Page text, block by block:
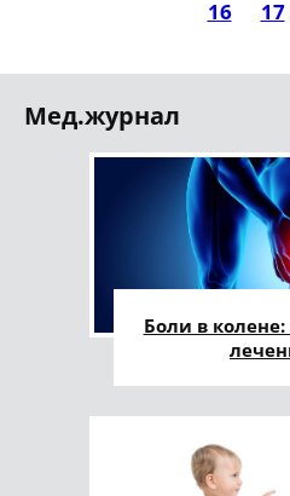
16 17
Мед.журнал
Боли в